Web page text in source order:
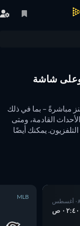
شاشة
يُظهر هذا الدليل مكان مشاهدة كليفلاند جاردينز مباشرةً – بما في ذلك
البثوث المباشرة التي تحدث الآن، وأماكن بث الأحداث القادمة، ومتى
سيكون كليفلاند جاردينز متاحًا للمشاهدة على التلفزيون. يمكنك أيضًا
ص
MLB